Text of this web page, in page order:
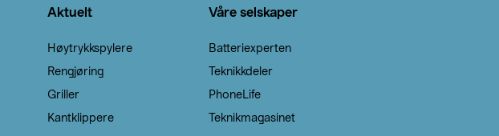
Aktuelt
Høytrykkspylere
Rengjøring
Griller
Kantklippere
Våre selskaper
Batteriexperten
Teknikkdeler
PhoneLife
Teknikmagasinet